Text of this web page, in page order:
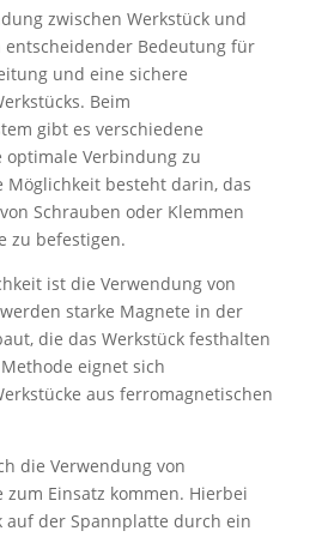
zwischen Werkstück und
entscheidender Bedeutung für
und eine sichere
Beim
gibt es verschiedene
optimale Verbindung zu
Möglichkeit besteht darin, das
Schrauben oder Klemmen
zu befestigen.
ist die Verwendung von
starke Magnete in der
die das Werkstück festhalten
eignet sich
aus ferromagnetischen
die Verwendung von
zum Einsatz kommen. Hierbei
auf der Spannplatte durch ein